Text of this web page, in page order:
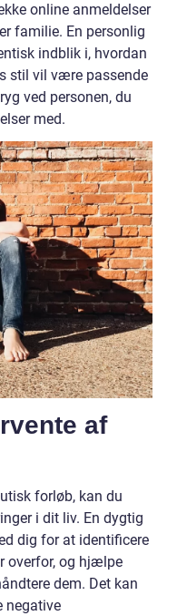
online anmeldelser
familie. En personlig
indblik i, hvordan
stil vil være passende
ved personen, du
med.
af
forløb, kan du
i dit liv. En dygtig
dig for at identificere
overfor, og hjælpe
dem. Det kan
negative